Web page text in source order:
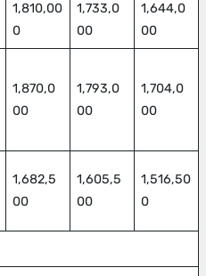
1,810,00
0
1,733,0
00
1,644,0
00
1,870,0
00
1,793,0
00
1,704,0
00
1,682,5
00
1,605,5
00
1,516,50
0